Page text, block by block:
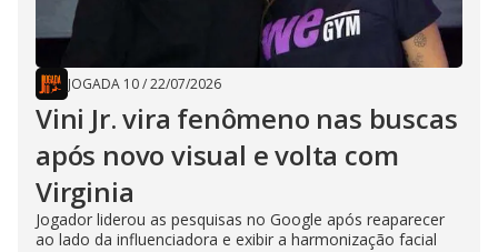
JOGADA 10/22/07/2026
Vini Jr. vira fenômeno nas buscas
após novo visual e volta com
Virginia
Jogador liderou as pesquisas no Google após reaparecer
ao lado da influenciadora e exibir a harmonização facial